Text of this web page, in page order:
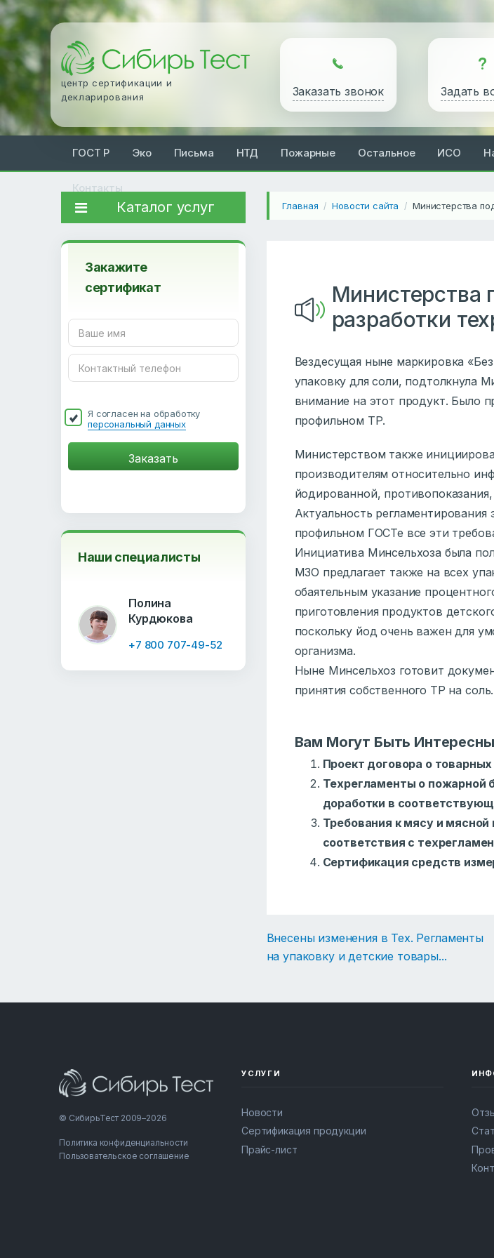
центр сертификации и
декларирования
Заказать звонок Задать
ГОСТ Р Эко Письма НТД Пожарные Остальное ИСО
Контакты
Каталог услуг
Закажите
сертификат
Я согласен на обработку
персональный данных
Наши специалисты
Полина
Курдюкова
+7 800 707-49-52
Главная / Новости сайта / Министерства
Министерства
разработки
Вездесущая ныне маркировка
упаковку для соли, подтолкнула
внимание на этот продукт. Было
профильном ТР.
Министерством также
производителям относительно
йодированной,
Актуальность
профильном ГОСТе все эти
Инициатива Минсельхоза была
МЗО предлагает также на всех
обаятельным указание
приготовления продуктов
поскольку йод очень важен для
организма.
Ныне Минсельхоз готовит
принятия собственного ТР на соль.
Вам Могут Быть
Проект договора о товарных
Техрегламенты о пожарной
доработки в
Требования к мясу и
соответствия с
Сертификация средств
Внесены изменения в Тех. Регламенты
на упаковку и детские товары...
© СибирьТест 2009–2026
Политика конфиденциальности
Пользовательское соглашение
УСЛУГИ
Новости
Сертификация продукции
Прайс-лист